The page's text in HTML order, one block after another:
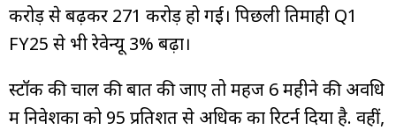
करोड़ से बढ़कर ₹271 करोड़ हो गई। पिछली तिमाही Q1
FY25 से भी रेवेन्यू 3% बढ़ा।
स्टॉक की चाल की बात की जाए तो महज 6 महीने की अवधि
में निवेशकों को 95 प्रतिशत से अधिक का रिटर्न दिया है. वहीं,